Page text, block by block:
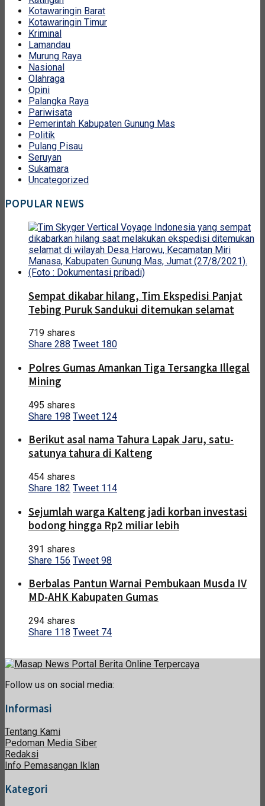
Kotawaringin Barat
Kotawaringin Timur
Kriminal
Lamandau
Murung Raya
Nasional
Olahraga
Opini
Palangka Raya
Pariwisata
Pemerintah Kabupaten Gunung Mas
Politik
Pulang Pisau
Seruyan
Sukamara
Uncategorized
POPULAR NEWS
Sempat dikabar hilang, Tim Ekspedisi Panjat
Tebing Puruk Sandukui ditemukan selamat
719 shares
Share 288 Tweet 180
Polres Gumas Amankan Tiga Tersangka Illegal
Mining
495 shares
Share 198 Tweet 124
Berikut asal nama Tahura Lapak Jaru, satu-
satunya tahura di Kalteng
454 shares
Share 182 Tweet 114
Sejumlah warga Kalteng jadi korban investasi
bodong hingga Rp2 miliar lebih
391 shares
Share 156 Tweet 98
Berbalas Pantun Warnai Pembukaan Musda IV
MD-AHK Kabupaten Gumas
294 shares
Share 118 Tweet 74
Follow us on social media:
Informasi
Tentang Kami
Pedoman Media Siber
Redaksi
Info Pemasangan Iklan
Kategori